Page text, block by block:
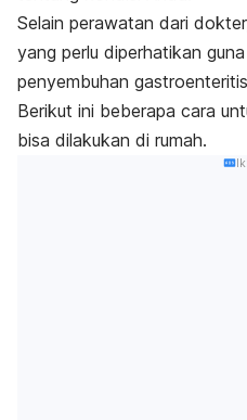
Selain perawatan dari
yang perlu diperhatikan
penyembuhan
Berikut ini beberapa cara
bisa dilakukan di rumah.